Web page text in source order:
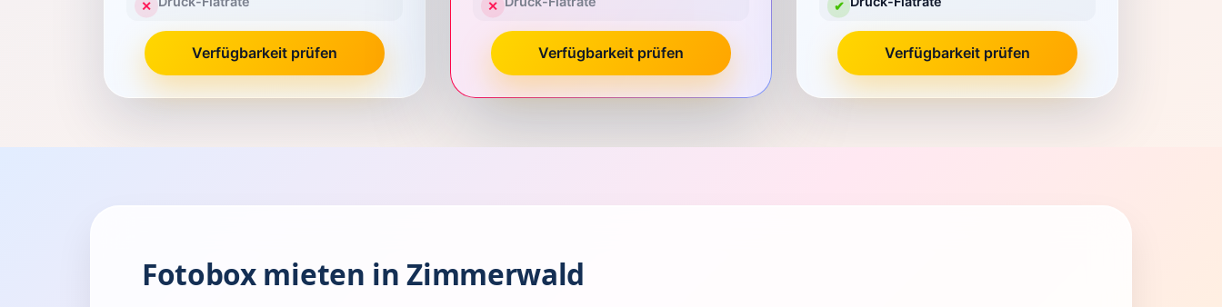
✕
Verfügbarkeit prüfen
✕
Verfügbarkeit prüfen
✔
Verfügbarkeit prüfen
Fotobox mieten in Zimmerwald